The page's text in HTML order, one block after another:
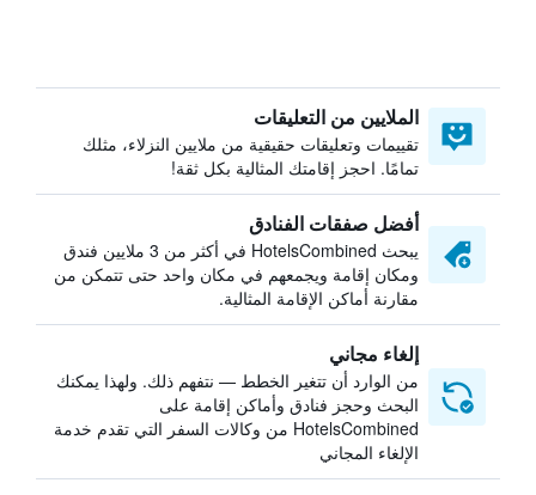
الملايين من التعليقات
تقييمات وتعليقات حقيقية من ملايين النزلاء، مثلك
تمامًا. احجز إقامتك المثالية بكل ثقة!
أفضل صفقات الفنادق
يبحث HotelsCombined في أكثر من 3 ملايين فندق
ومكان إقامة ويجمعهم في مكان واحد حتى تتمكن من
مقارنة أماكن الإقامة المثالية.
إلغاء مجاني
من الوارد أن تتغير الخطط — نتفهم ذلك. ولهذا يمكنك
البحث وحجز فنادق وأماكن إقامة على
HotelsCombined من وكالات السفر التي تقدم خدمة
الإلغاء المجاني